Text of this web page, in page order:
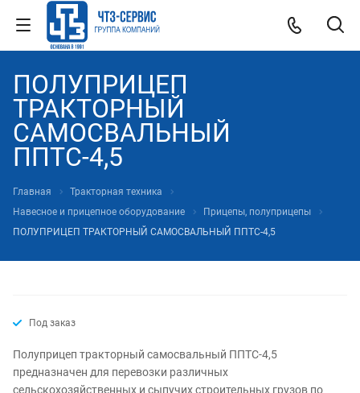
ПОЛУПРИЦЕП
ТРАКТОРНЫЙ
САМОСВАЛЬНЫЙ
ППТС-4,5
Главная
Тракторная техника
Навесное и прицепное оборудование
Прицепы, полуприцепы
ПОЛУПРИЦЕП ТРАКТОРНЫЙ САМОСВАЛЬНЫЙ ППТС-4,5
Под заказ
Полуприцеп тракторный самосвальный ППТС-4,5
предназначен для перевозки различных
сельскохозяйственных и сыпучих строительных грузов по